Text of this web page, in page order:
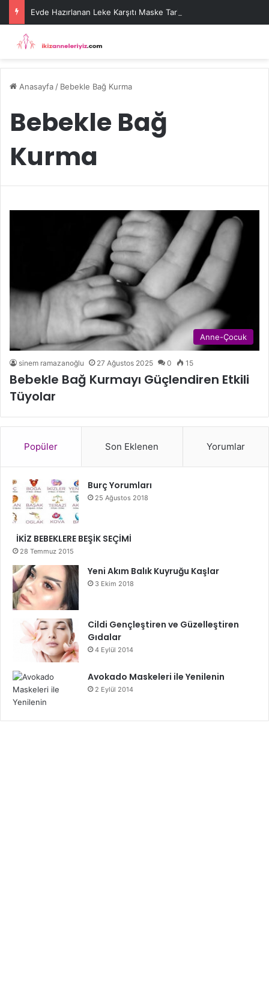
Evde Hazırlanan Leke Karşıtı Maske Tarifleri
Anasayfa / Bebekle Bağ Kurma
Bebekle Bağ
Kurma
Anne-Çocuk
sinem ramazanoğlu 27 Ağustos 2025 0 15
Bebekle Bağ Kurmayı Güçlendiren Etkili
Tüyolar
Popüler Son Eklenen Yorumlar
Burç Yorumları
25 Ağustos 2018
İKİZ BEBEKLERE BEŞİK SEÇİMİ
28 Temmuz 2015
Yeni Akım Balık Kuyruğu Kaşlar
3 Ekim 2018
Cildi Gençleştiren ve Güzelleştiren
Gıdalar
4 Eylül 2014
Avokado Maskeleri ile Yenilenin
2 Eylül 2014